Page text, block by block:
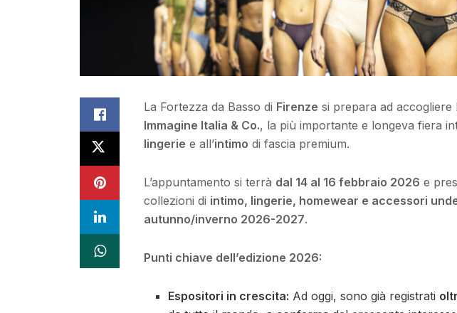
La Fortezza da Basso di Firenze si prepara ad accogliere
Immagine Italia & Co., la più importante e longeva fiera
lingerie e all’intimo di fascia premium.
L’appuntamento si terrà dal 14 al 16 febbraio 2026 e
collezioni di intimo, lingerie, homewear e accessori
autunno/inverno 2026-2027.
Punti chiave dell’edizione 2026:
Espositori in crescita: Ad oggi, sono già registrati